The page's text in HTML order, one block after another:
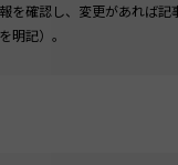
を確認し、変更があれば記
明記）。